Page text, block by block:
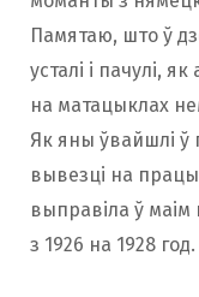
Памятаю, што ў
усталі і пачулі,
на матацыклах
Як яны ўвайшлі ў
вывезці на
выправіла ў маім
з 1926 на 1928